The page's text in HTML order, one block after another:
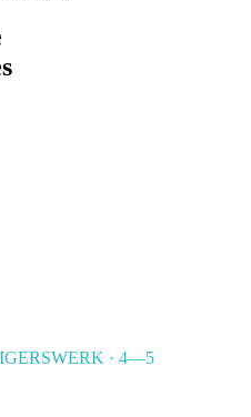
· 4—5